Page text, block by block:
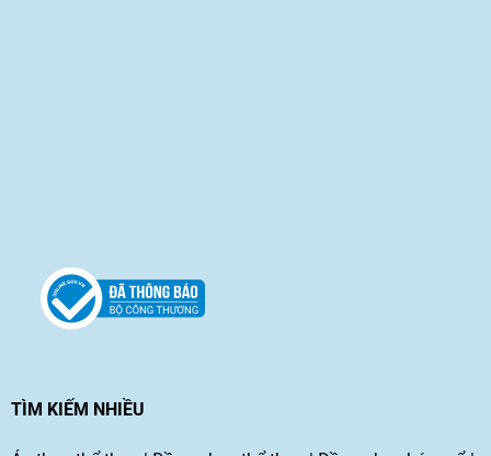
TÌM KIẾM NHIỀU